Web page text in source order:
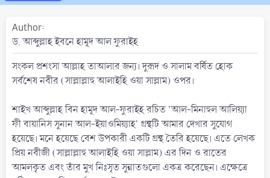
e
Author
ড. আব্দুল্লাহ ইবনে হামূদ আল ফুরাইহ
সংকল প্রশংসা আল্লাহ তাআলার জন্য। দুরূদ ও সালাম বর্ষিত হোক
সর্বশেষ নবীর (সাল্লাল্লাহু আলাইহি ওয়া সাল্লাম) ওপর।
শাইখ আব্দুল্লাহ বিন হামূদ আল-ফুরাইহ রচিত 'আল-মিনাহুল আলিয়্যা
ফী বায়ানিস সুনান আল-ইয়াওমিয়্যাহ' গ্রন্থটি আমার দেখার সুযোগ
হয়েছে। মনে হয়েছে বেশ উপকারী একটি গ্রন্থ তৈরি হয়েছে। এতে লেখক
প্রিয় নবীজী (সাল্লাল্লাহু আলাইহি ওয়া সাল্লাম) এর দিন ও রাতের
আমলকৃত এবং তাঁর মুখ নিঃসৃত সুন্নাতগুলো একত্র করেছেন। এক্ষেত্রে